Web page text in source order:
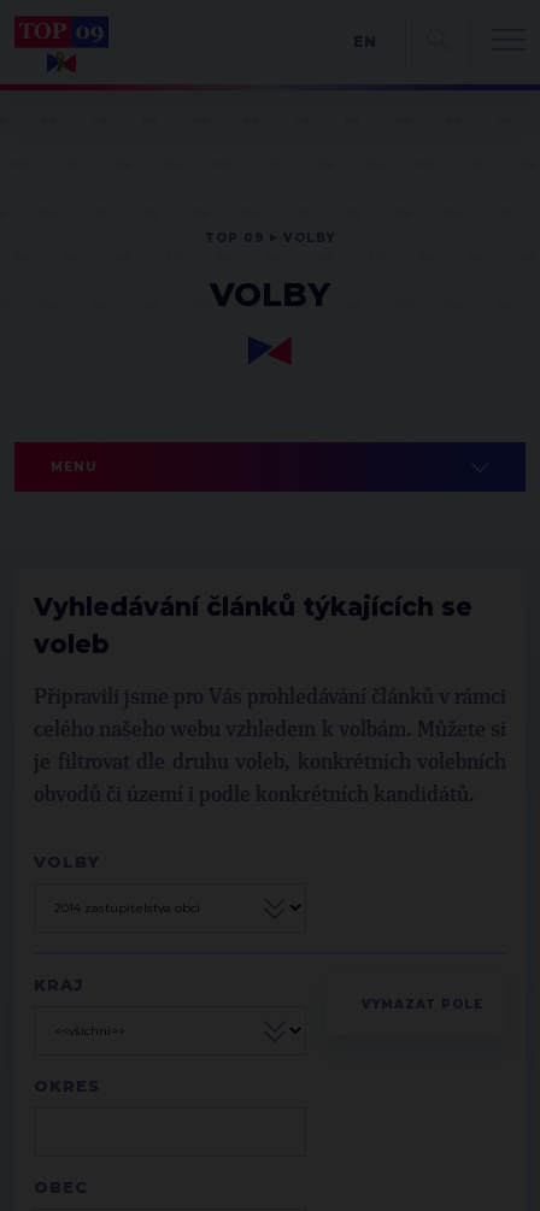
VOLBY
MENU
Vyhledávání článků týkajících se
voleb
Připravili jsme pro Vás prohledávání článků v rámci
celého našeho webu vzhledem k volbám. Můžete si
je filtrovat dle druhu voleb, konkrétních volebních
obvodů či území i podle konkrétních kandidátů.
VOLBY
KRAJ
OKRES
OBEC